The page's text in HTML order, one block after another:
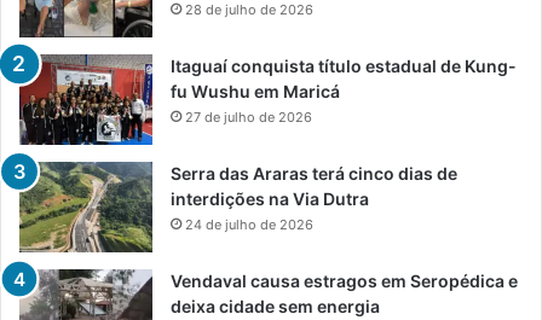
28 de julho de 2026
Itaguaí conquista título estadual de Kung-
fu Wushu em Maricá
27 de julho de 2026
Serra das Araras terá cinco dias de
interdições na Via Dutra
24 de julho de 2026
Vendaval causa estragos em Seropédica e
deixa cidade sem energia